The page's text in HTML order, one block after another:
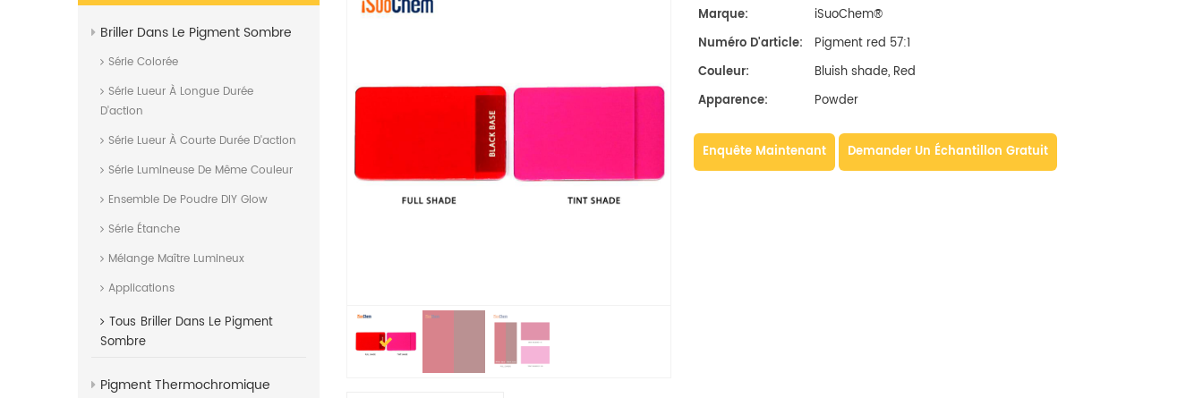
Marque:
iSuoChem®
Numéro D'article:
Pigment red 57:1
Couleur:
Bluish shade, Red
Apparence:
Powder
Enquête Maintenant Demander Un Échantillon Gratuit
Briller Dans Le Pigment Sombre
Série Colorée
Série Lueur À Longue Durée
D'action
Série Lueur À Courte Durée D'action
Série Lumineuse De Même Couleur
Ensemble De Poudre DIY Glow
Série Étanche
Mélange Maître Lumineux
Applications
Tous Briller Dans Le Pigment
Sombre
Pigment Thermochromique